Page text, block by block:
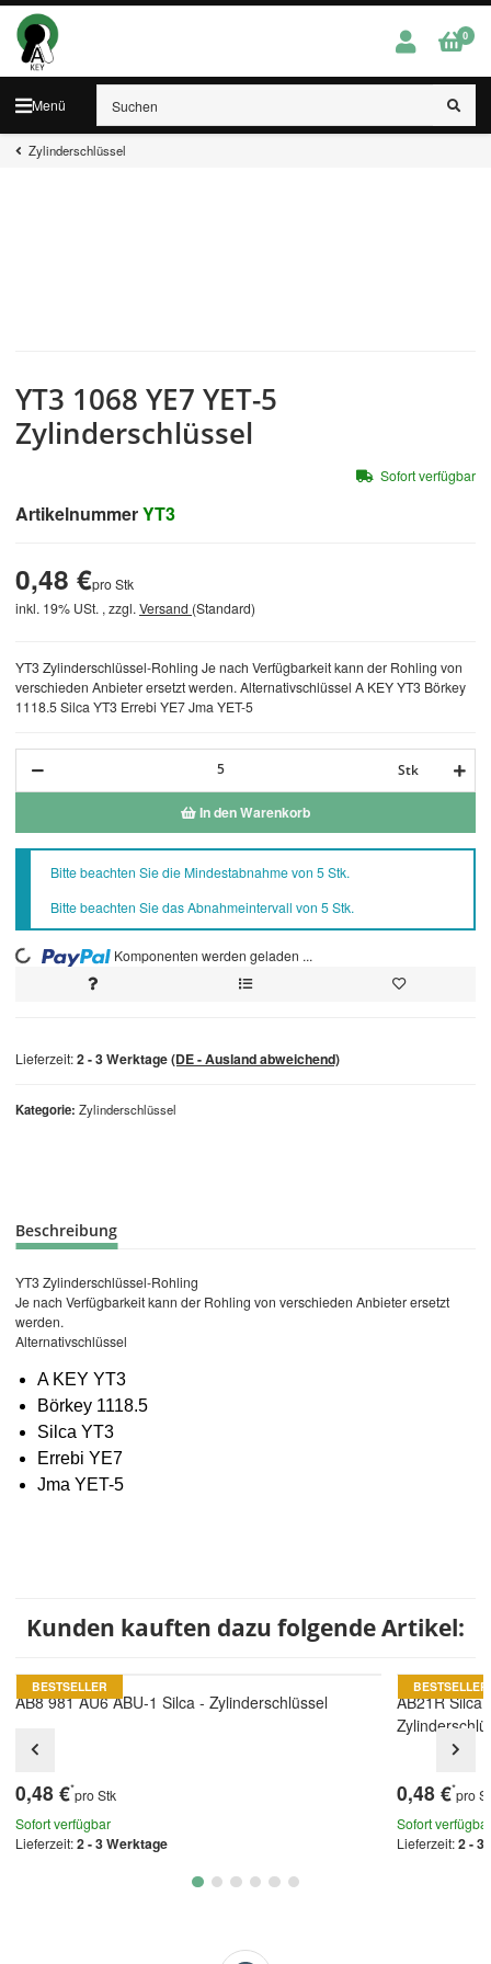
Menü
0
Zylinderschlüssel
YT3 1068 YE7 YET-5
Zylinderschlüssel
ArtikelnummerYT3
Kategorie Zylinderschlüssel
YT3 Zylinderschlüssel-Rohling Je nach Verfügbarkeit kann der Rohling von
verschieden Anbieter ersetzt werden. Alternativschlüssel A KEY YT3 Börkey
1118.5 Silca YT3 Errebi YE7 Jma YET-5
0,48 €pro Stk
inkl. 19% USt. , zzgl. Versand (Standard)
Stk
In den Warenkorb
xBitte beachten Sie die Mindestabnahme von 5 Stk.
Bitte beachten Sie das Abnahmeintervall von 5 Stk.
Loading... Komponenten werden geladen ...
Sofort verfügbar
Lieferzeit:2 - 3 Werktage(DE - Ausland abweichend)
Beschreibung
YT3 Zylinderschlüssel-Rohling
Je nach Verfügbarkeit kann der Rohling von verschieden Anbieter ersetzt
werden.
Alternativschlüssel
A KEY YT3
Börkey 1118.5
Silca YT3
Errebi YE7
Jma YET-5
Kunden kauften dazu folgende Artikel:
BESTSELLER
AB8 981 AU6 ABU-1 Silca - Zylinderschlüssel
0,48 €*pro Stk
Sofort verfügbar
Lieferzeit:2 - 3 Werktage
BESTSELLER
AB21R Silca
0,48 €*pro
Sofort verfügbar
Lieferzeit:2 - 3